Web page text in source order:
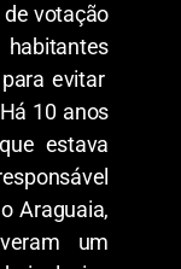
votação
habitantes
evitar
10 anos
estava
Araguaia,
um